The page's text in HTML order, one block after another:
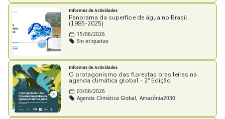
Informes de Actividades
Panorama da superfície de água no Brasil
(1985-2025)
15/06/2026
Sin etiquetas
Informes de Actividades
O protagonismo das florestas brasileiras na
agenda climática global - 2° Edição
03/06/2026
Agenda Climática Global, Amazônia2030